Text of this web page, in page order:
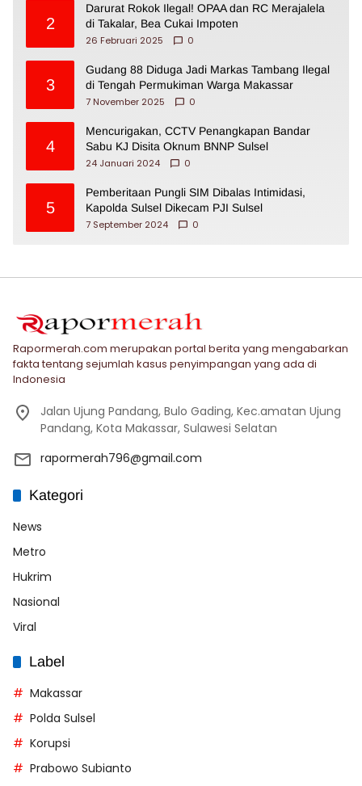
2
Darurat Rokok Ilegal! OPAA dan RC Merajalela
di Takalar, Bea Cukai Impoten
26 Februari 2025
0
3
Gudang 88 Diduga Jadi Markas Tambang Ilegal
di Tengah Permukiman Warga Makassar
7 November 2025
0
4
Mencurigakan, CCTV Penangkapan Bandar
Sabu KJ Disita Oknum BNNP Sulsel
24 Januari 2024
0
5
Pemberitaan Pungli SIM Dibalas Intimidasi,
Kapolda Sulsel Dikecam PJI Sulsel
7 September 2024
0
Rapormerah.com merupakan portal berita yang mengabarkan
fakta tentang sejumlah kasus penyimpangan yang ada di
Indonesia
Jalan Ujung Pandang, Bulo Gading, Kec.amatan Ujung
Pandang, Kota Makassar, Sulawesi Selatan
rapormerah796@gmail.com
Kategori
News
Metro
Hukrim
Nasional
Viral
Label
Makassar
Polda Sulsel
Korupsi
Prabowo Subianto